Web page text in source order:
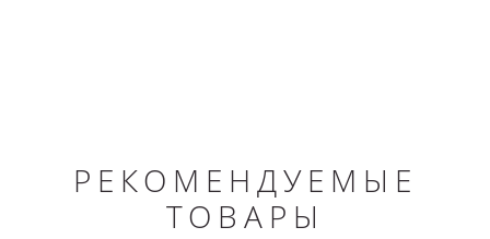
РЕКОМЕНДУЕМЫЕ
ТОВАРЫ